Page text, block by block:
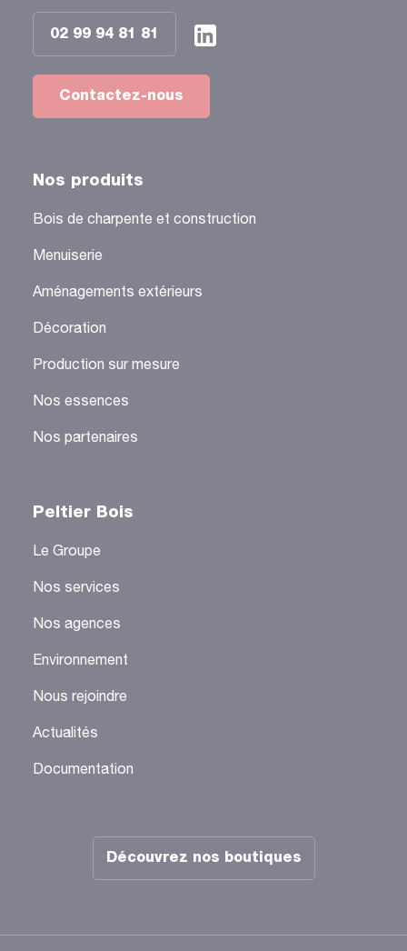
02 99 94 81 81
Contactez-nous
Nos produits
Bois de charpente et construction
Menuiserie
Aménagements extérieurs
Décoration
Production sur mesure
Nos essences
Nos partenaires
Peltier Bois
Le Groupe
Nos services
Nos agences
Environnement
Nous rejoindre
Actualités
Documentation
Découvrez nos boutiques